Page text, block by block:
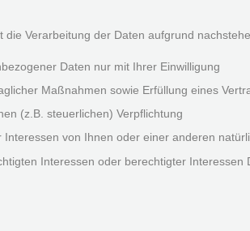
Verarbeitung der Daten aufgrund
Daten nur mit Ihrer Einwilligung
Maßnahmen sowie Erfüllung eines
(z.B. steuerlichen) Verpflichtung
von Ihnen oder einer anderen
Interessen oder berechtigter